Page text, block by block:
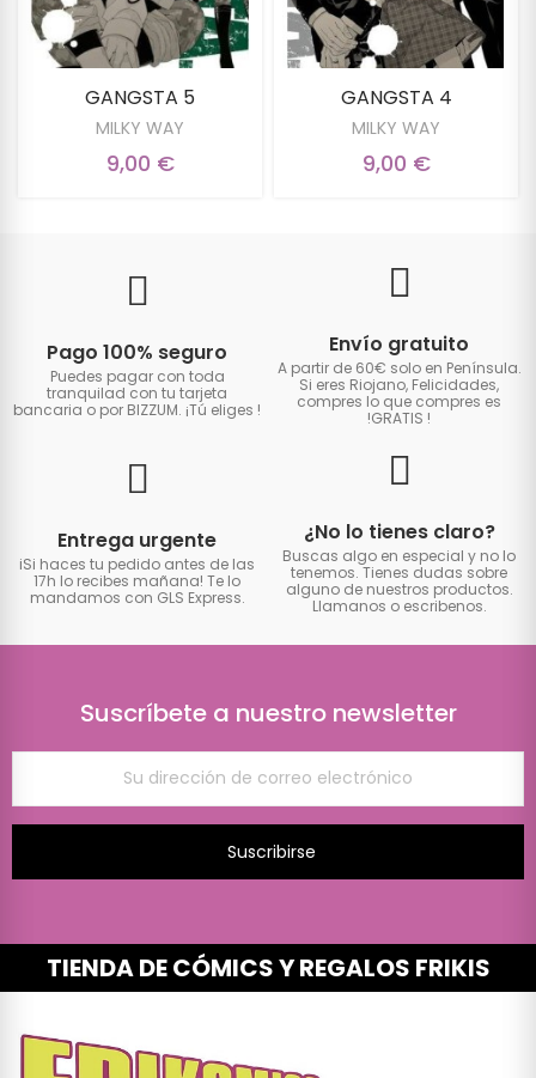
GANGSTA 5
MILKY WAY
9,00 €
GANGSTA 4
MILKY WAY
9,00 €
Pago 100% seguro
Puedes pagar con toda
tranquilad con tu tarjeta
bancaria o por BIZZUM. ¡Tú eliges !
Envío gratuito
A partir de 60€ solo en Península.
Si eres Riojano, Felicidades,
compres lo que compres es
!GRATIS !
Entrega urgente
iSi haces tu pedido antes de las
17h lo recibes mañana! Te lo
mandamos con GLS Express.
¿No lo tienes claro?
Buscas algo en especial y no lo
tenemos. Tienes dudas sobre
alguno de nuestros productos.
Llamanos o escribenos.
Suscríbete a nuestro newsletter
Suscribirse
TIENDA DE CÓMICS Y REGALOS FRIKIS